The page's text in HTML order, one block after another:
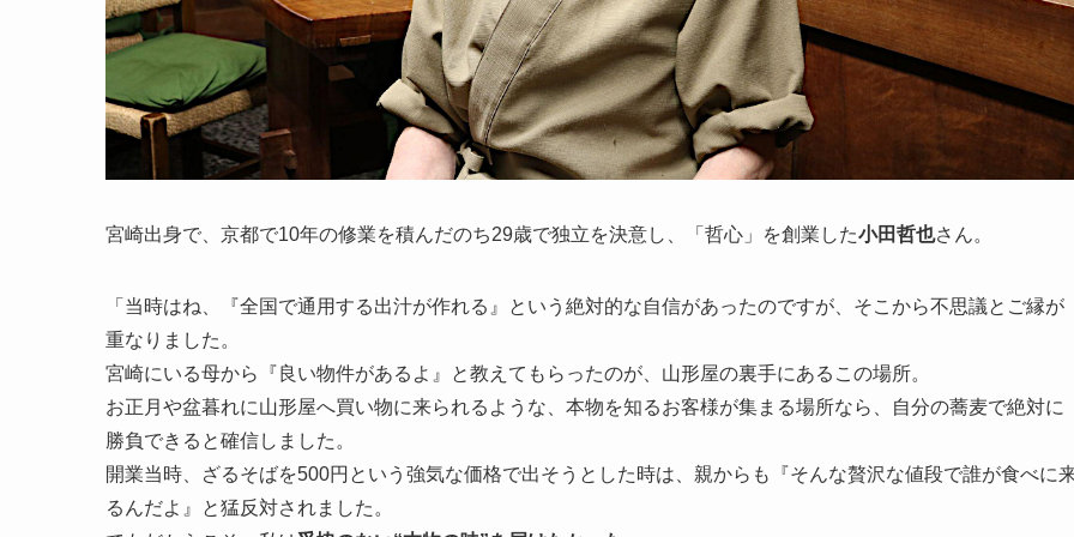
宮崎出身で、京都で10年の修業を積んだのち29歳で独立を決意し、「哲心」を創業した小田哲也さん。
「当時はね、『全国で通用する出汁が作れる』という絶対的な自信があったのですが、そこから不思議とご縁が
重なりました。
宮崎にいる母から『良い物件があるよ』と教えてもらったのが、山形屋の裏手にあるこの場所。
お正月や盆暮れに山形屋へ買い物に来られるような、本物を知るお客様が集まる場所なら、自分の蕎麦で絶対に
勝負できると確信しました。
開業当時、ざるそばを500円という強気な価格で出そうとした時は、親からも『そんな贅沢な値段で誰が食べに
るんだよ』と猛反対されました。